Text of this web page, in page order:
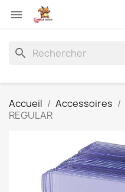

search
Accueil Accessoires
REGULAR